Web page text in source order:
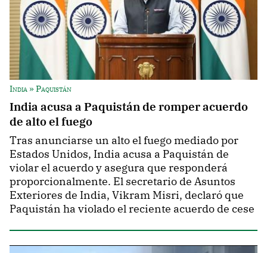
India » Paquistán
India acusa a Paquistán de romper acuerdo
de alto el fuego
Tras anunciarse un alto el fuego mediado por
Estados Unidos, India acusa a Paquistán de
violar el acuerdo y asegura que responderá
proporcionalmente. El secretario de Asuntos
Exteriores de India, Vikram Misri, declaró que
Paquistán ha violado el reciente acuerdo de cese